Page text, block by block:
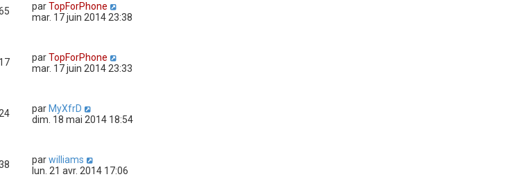
parTopForPhone
mar. 17 juin 2014 23:38
parTopForPhone
mar. 17 juin 2014 23:33
par MyXfrD
dim. 18 mai 2014 18:54
parwilliams
lun. 21 avr. 2014 17:06